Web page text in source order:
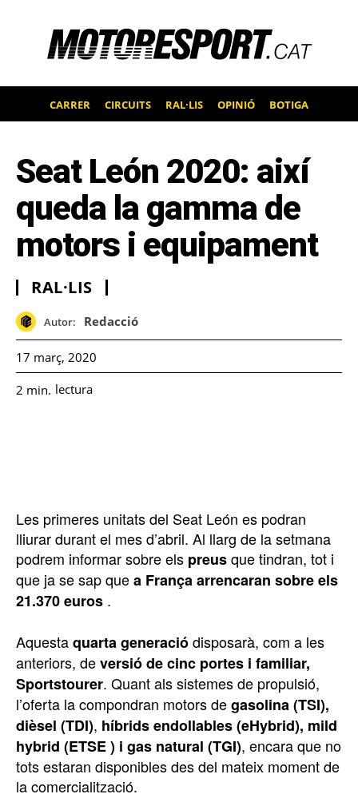
CARRER CIRCUITS RAL·LIS OPINIÓ BOTIGA
Seat León 2020: així
queda la gamma de
motors i equipament
RAL·LIS
Autor: Redacció
17 març, 2020
2 min. lectura
Les primeres unitats del Seat León es podran
lliurar durant el mes d’abril. Al llarg de la setmana
podrem informar sobre els preusque tindran, tot i
que ja se sap quea França arrencaran sobre els
21.370 euros .
Aquestaquarta generaciódisposarà, com a les
anteriors, deversió de cinc portes i familiar,
Sportstourer. Quant als sistemes de propulsió,
l’oferta la compondran motors degasolina (TSI),
dièsel (TDI), híbrids endollables (eHybrid), mild
hybrid (ETSE ) i gas natural (TGI), encara que no
tots estaran disponibles des del mateix moment de
la comercialització.